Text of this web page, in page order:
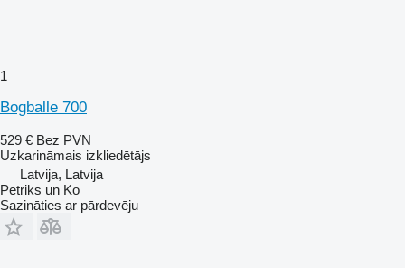
1
Bogballe 700
529 € Bez PVN
Uzkarināmais izkliedētājs
Latvija, Latvija
Petriks un Ko
Sazināties ar pārdevēju